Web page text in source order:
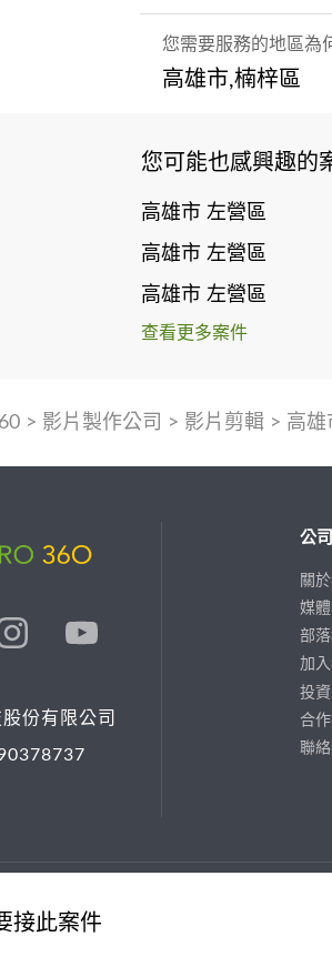
您需要服務的地區為
高雄市,楠梓區
您可能也感興趣的
高雄市 左營區
高雄市 左營區
高雄市 左營區
查看更多案件
> 影片製作公司 > 影片剪輯> 高雄
接此案件
份有限公司
公司
關
媒
部
加
投
合
聯
reserved.